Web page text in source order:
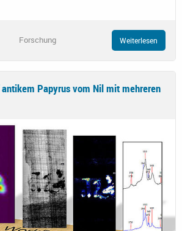
Forschung Weiterlesen
Papyrus vom Nil mit mehreren